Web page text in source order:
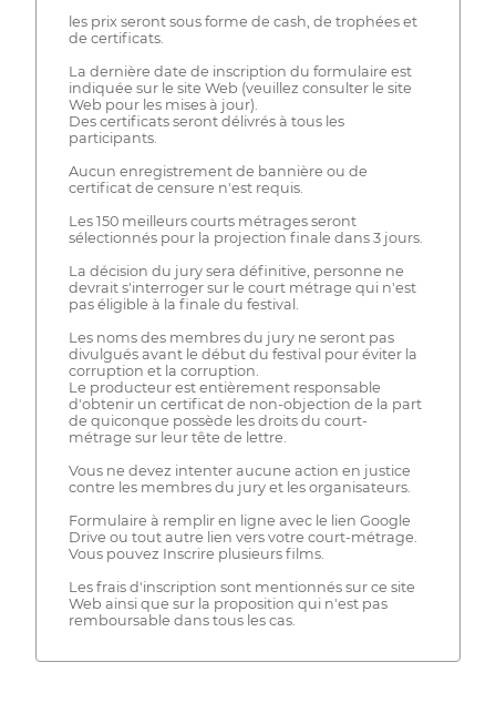
les prix seront sous forme de cash, de trophées et
de certificats.
La dernière date de inscription du formulaire est
indiquée sur le site Web (veuillez consulter le site
Web pour les mises à jour).
Des certificats seront délivrés à tous les
participants.
Aucun enregistrement de bannière ou de
certificat de censure n'est requis.
Les 150 meilleurs courts métrages seront
sélectionnés pour la projection finale dans 3 jours.
La décision du jury sera définitive, personne ne
devrait s'interroger sur le court métrage qui n'est
pas éligible à la finale du festival.
Les noms des membres du jury ne seront pas
divulgués avant le début du festival pour éviter la
corruption et la corruption.
Le producteur est entièrement responsable
d'obtenir un certificat de non-objection de la part
de quiconque possède les droits du court-
métrage sur leur tête de lettre.
Vous ne devez intenter aucune action en justice
contre les membres du jury et les organisateurs.
Formulaire à remplir en ligne avec le lien Google
Drive ou tout autre lien vers votre court-métrage.
Vous pouvez Inscrire plusieurs films.
Les frais d'inscription sont mentionnés sur ce site
Web ainsi que sur la proposition qui n'est pas
remboursable dans tous les cas.